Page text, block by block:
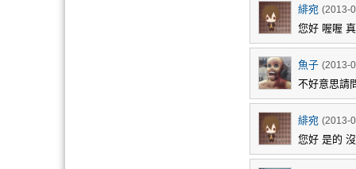
緋宛 (2013-
您好 喔喔
魚子 (2013-
不好意思請
緋宛 (2013-
您好 是的